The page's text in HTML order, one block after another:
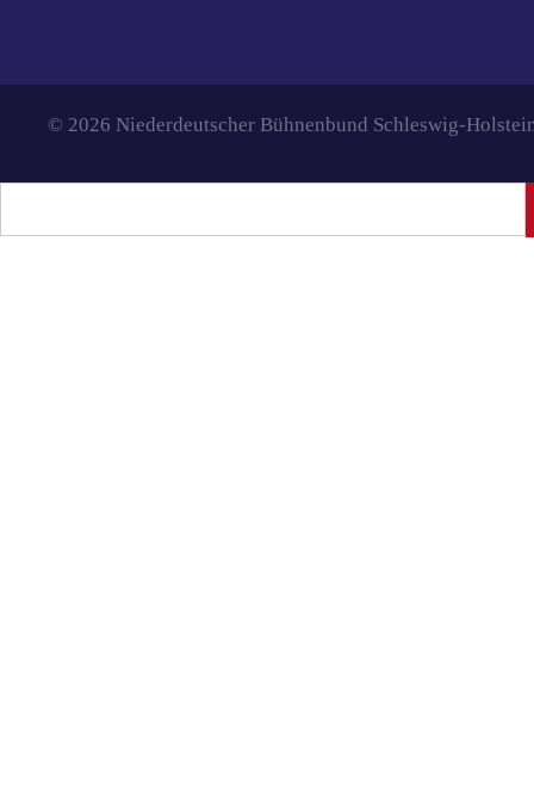
© 2026 Niederdeutscher Bühnenbund Schleswig-